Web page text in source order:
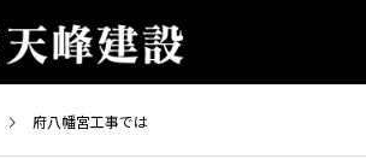
府八幡宮工事では